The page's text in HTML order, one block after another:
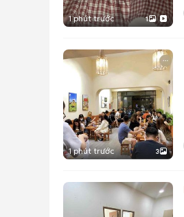
1 phút trước 1
1 phút trước 3